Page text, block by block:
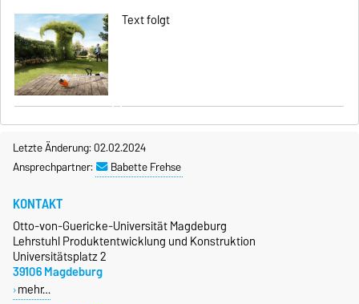
Text folgt
Letzte Änderung: 02.02.2024
Ansprechpartner:
Babette Frehse
KONTAKT
Otto-von-Guericke-Universität Magdeburg
Lehrstuhl Produktentwicklung und Konstruktion
Universitätsplatz 2
39106 Magdeburg
mehr…